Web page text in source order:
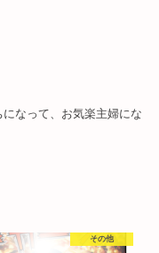
なって、お気楽主婦にな
その他